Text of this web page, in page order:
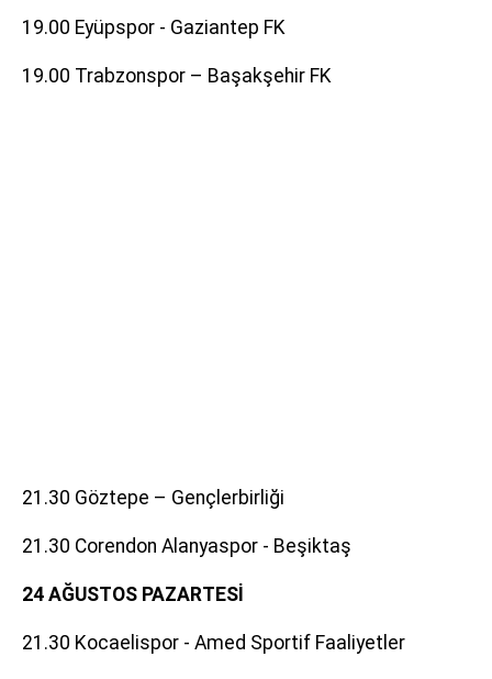
19.00 Eyüpspor - Gaziantep FK
19.00 Trabzonspor – Başakşehir FK
21.30 Göztepe – Gençlerbirliği
21.30 Corendon Alanyaspor - Beşiktaş
24 AĞUSTOS PAZARTESİ
21.30 Kocaelispor - Amed Sportif Faaliyetler